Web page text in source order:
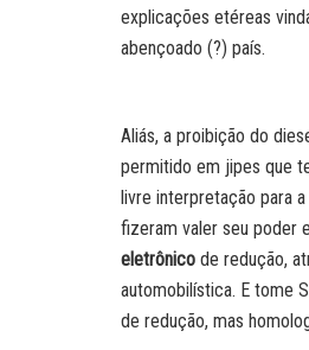
explicações etéreas
abençoado (?) país.
Aliás, a proibição do
permitido em jipes que
livre interpretação para
fizeram valer seu poder
eletrônico de redução,
automobilística. E tome
de redução, mas